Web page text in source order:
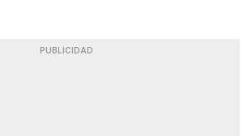
PUBLICIDAD